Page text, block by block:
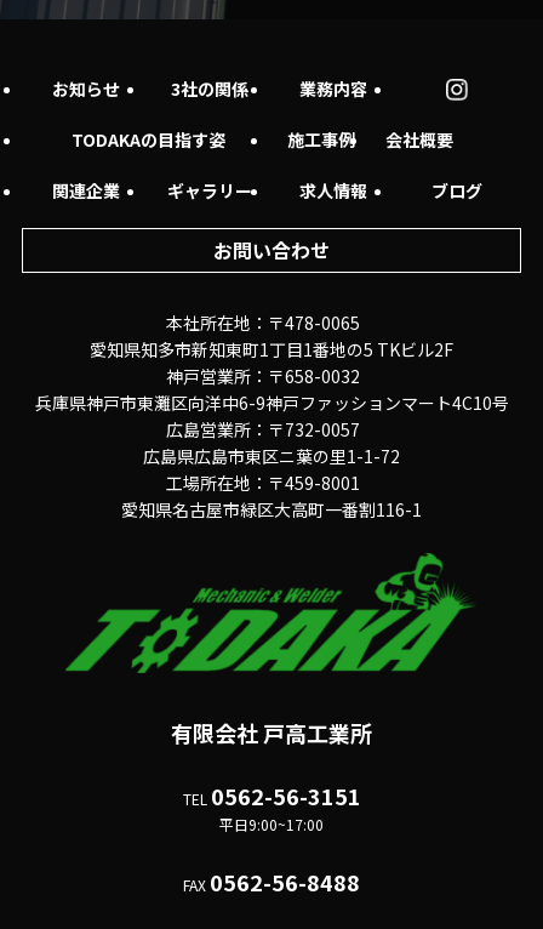
お知らせ 3社の関係 業務内容
TODAKAの目指す姿 施工事例 会社概要
関連企業 ギャラリー 求人情報 ブログ
お問い合わせ
本社所在地：〒478-0065
愛知県知多市新知東町1丁目1番地の5 TKビル2F
神戸営業所：〒658-0032
兵庫県神戸市東灘区向洋中6-9神戸ファッションマート4C10号
広島営業所：〒732-0057
広島県広島市東区ニ葉の里1-1-72
工場所在地：〒459-8001
愛知県名古屋市緑区大高町一番割116-1
有限会社 戸高工業所
TEL 0562-56-3151
平日9:00~17:00
FAX 0562-56-8488